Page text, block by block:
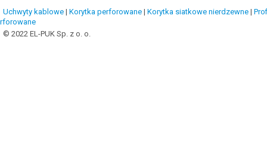
Uchwyty kablowe | Korytka perforowane | Korytka siatkowe nierdzewne |
© 2022 EL-PUK Sp. z o. o.